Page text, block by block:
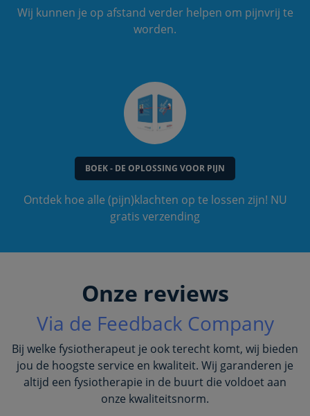
Wij kunnen je op afstand verder helpen om pijnvrij te
worden.
BOEK - DE OPLOSSING VOOR PIJN
Ontdek hoe alle (pijn)klachten op te lossen zijn! NU
gratis verzending
Onze reviews
Via de Feedback Company
Bij welke fysiotherapeut je ook terecht komt, wij bieden
jou de hoogste service en kwaliteit. Wij garanderen je
altijd een fysiotherapie in de buurt die voldoet aan
onze kwaliteitsnorm.